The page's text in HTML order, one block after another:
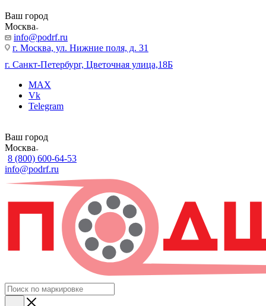
Ваш город
Москва
info@podrf.ru
г. Москва, ул. Нижние поля, д. 31
г. Санкт-Петербург, Цветочная улица,18Б
MAX
Vk
Telegram
Ваш город
Москва
8 (800) 600-64-53
info@podrf.ru